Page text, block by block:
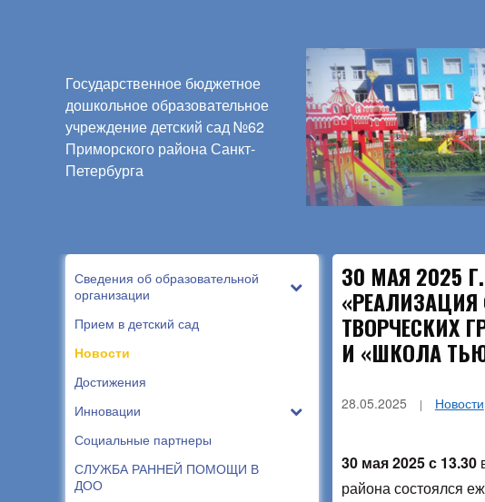
Государственное бюджетное
дошкольное образовательное
учреждение детский сад №62
Приморского района Санкт-
Петербурга
Сведения об образовательной
организации
Прием в детский сад
Новости
Достижения
Инновации
Социальные партнеры
СЛУЖБА РАННЕЙ ПОМОЩИ В
ДОО
30 МАЯ 2025
ТВОРЧЕСКИХ
И «ШКОЛА
28.05.2025 Новости
30 мая 2025 с 13.30
района состоялся